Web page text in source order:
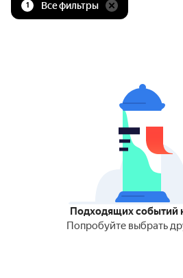
1 Все фильтры
Подходящих событий
Попробуйте выбрать